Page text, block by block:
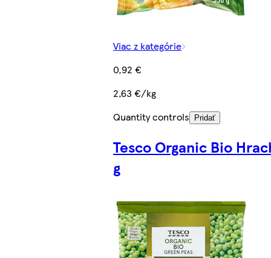
Viac z kategórie
0,92 €
2,63 €/kg
Quantity controls
Pridať
Tesco Organic Bio
g